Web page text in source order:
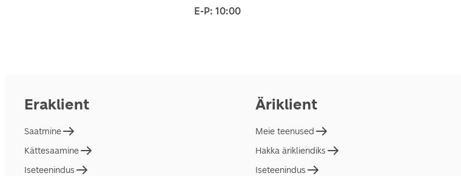
E-P: 10:00
Eraklient
Saatmine
Kättesaamine
Iseteenindus
Äriklient
Meie teenused
Hakka ärikliendiks
Iseteenindus